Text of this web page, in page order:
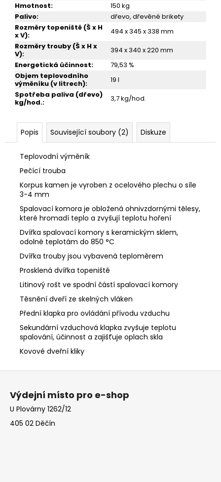
Hmotnost:
150 kg
Palivo:
dřevo, dřevěné brikety
Rozměry topeniště (Š x H
x V):
494 x 345 x 338 mm
Rozměry trouby (Š x H x
V):
394 x 340 x 220 mm
Energetická účinnost:
79,53 %
Objem teplovodního
výměníku (v litrech):
19 l
Spotřeba paliva (dřevo)
kg/hod.: 3,7 kg/hod.
Popis Související soubory (2) Diskuze
Teplovodní výměník
Pečící trouba
Korpus kamen je vyroben z ocelového plechu o síle
3-4 mm
Spalovací komora je obložená ohnivzdornými tělesy,
které hromadí teplo a zvyšují teplotu hoření
Dvířka spalovací komory s keramickým sklem,
odolné teplotám do 850 °C
Dvířka trouby jsou vybavená teploměrem
Prosklená dvířka topeniště
Litinový rošt ve spodní částí spalovací komory
Těsnění dveří ze skelných vláken
Přední klapka pro ovládání přívodu vzduchu
Sekundární vzduchová klapka zvyšuje teplotu
spalování, účinnost a zajišťuje oplach skla
Kovové dveřní kliky
Z
Výdejní místo pro e-shop
U Plovárny 1262/12
405 02 Děčín